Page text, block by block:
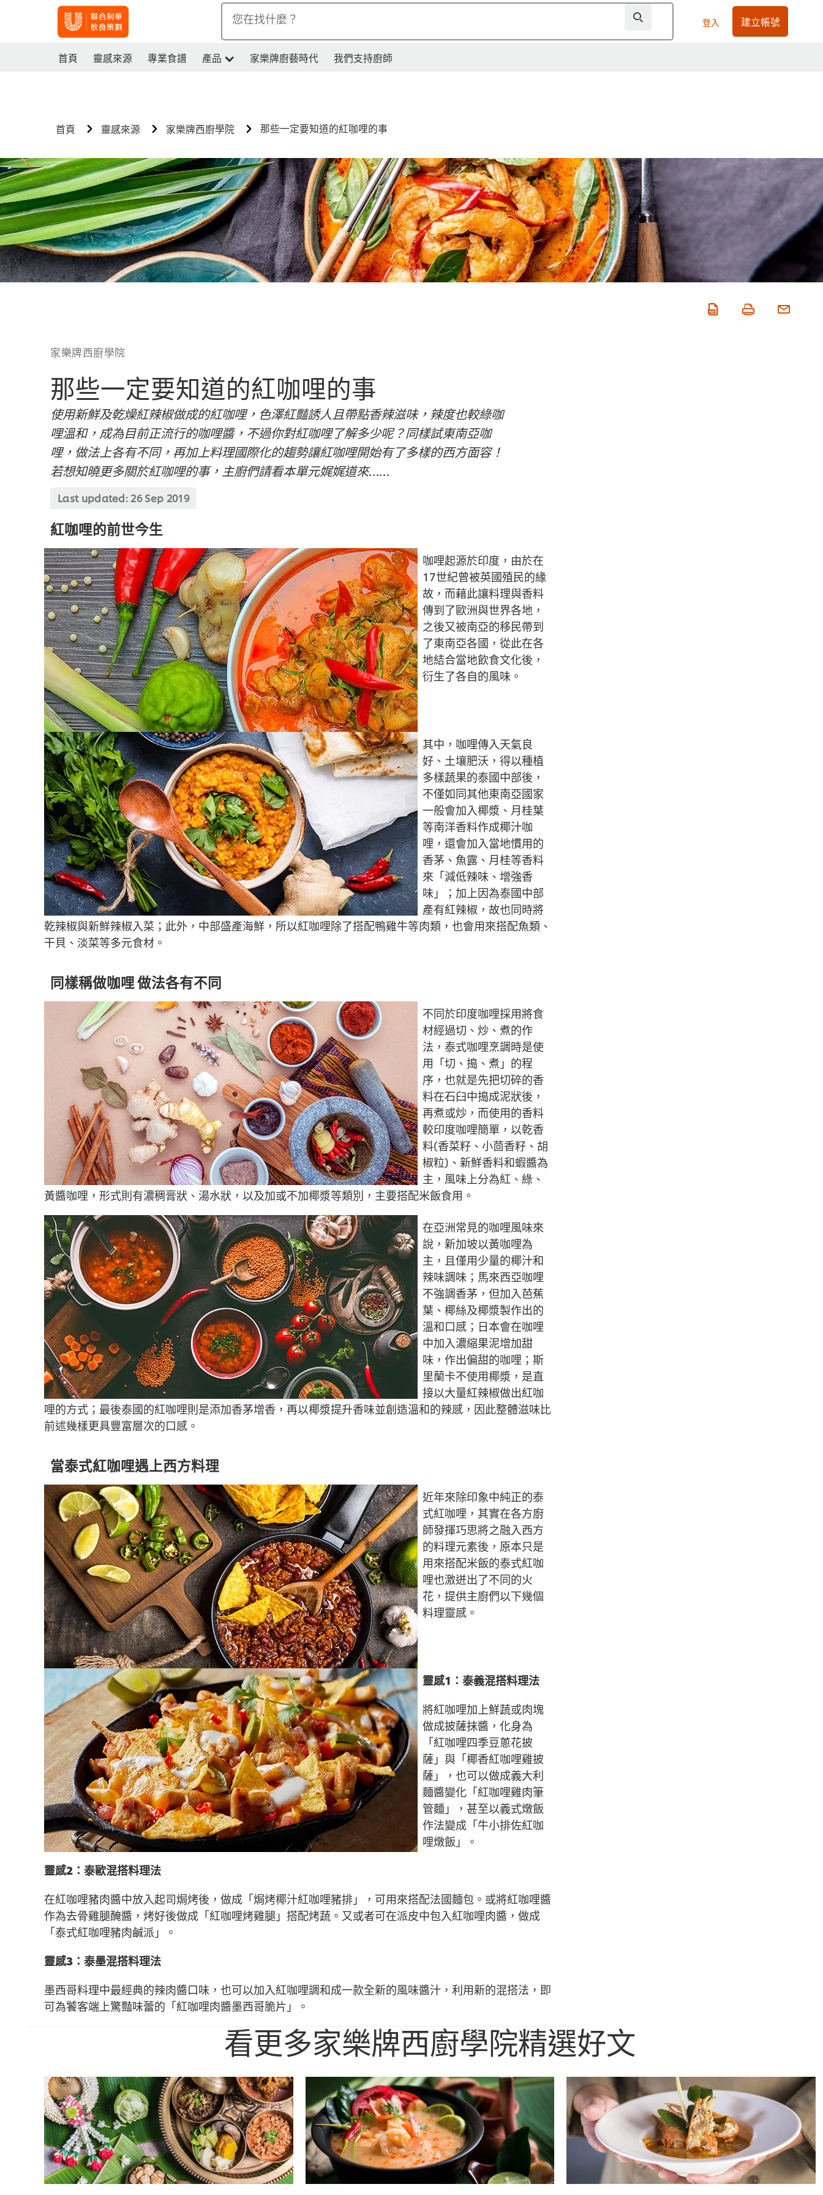
您在找什麼？ 登入 建立帳號
首頁 靈感來源 專業食譜 產品 家樂牌廚藝時代 我們支持廚師
首頁 靈感來源 家樂牌西廚學院 那些一定要知道的紅咖哩的事
家樂牌西廚學院
那些一定要知道的紅咖哩的事
使用新鮮及乾燥紅辣椒做成的紅咖哩，色澤紅豔誘人且帶點香辣滋味，辣度也較綠咖
哩溫和，成為目前正流行的咖哩醬，不過你對紅咖哩了解多少呢？同樣試東南亞咖
哩，做法上各有不同，再加上料理國際化的趨勢讓紅咖哩開始有了多樣的西方面容！
若想知曉更多關於紅咖哩的事，主廚們請看本單元娓娓道來……
Last updated: 26 Sep 2019
紅咖哩的前世今生
咖哩起源於印度，由於在
17世紀曾被英國殖民的緣
故，而藉此讓料理與香料
傳到了歐洲與世界各地，
之後又被南亞的移民帶到
了東南亞各國，從此在各
地結合當地飲食文化後，
衍生了各自的風味。
其中，咖哩傳入天氣良
好、土壤肥沃，得以種植
多樣蔬果的泰國中部後，
不僅如同其他東南亞國家
一般會加入椰漿、月桂葉
等南洋香料作成椰汁咖
哩，還會加入當地慣用的
香茅、魚露、月桂等香料
來「減低辣味、增強香
味」；加上因為泰國中部
產有紅辣椒，故也同時將
乾辣椒與新鮮辣椒入菜；此外，中部盛產海鮮，所以紅咖哩除了搭配鴨雞牛等肉類，也會用來搭配魚類、
干貝、淡菜等多元食材。
同樣稱做咖哩 做法各有不同
不同於印度咖哩採用將食
材經過切、炒、煮的作
法，泰式咖哩烹調時是使
用「切、搗、煮」的程
序，也就是先把切碎的香
料在石臼中搗成泥狀後，
再煮或炒，而使用的香料
較印度咖哩簡單，以乾香
料(香菜籽、小茴香籽、胡
椒粒)、新鮮香料和蝦醬為
主，風味上分為紅、綠、
黃醬咖哩，形式則有濃稠膏狀、湯水狀，以及加或不加椰漿等類別，主要搭配米飯食用。
在亞洲常見的咖哩風味來
說，新加坡以黃咖哩為
主，且僅用少量的椰汁和
辣味調味；馬來西亞咖哩
不強調香茅，但加入芭蕉
葉、椰絲及椰漿製作出的
溫和口感；日本會在咖哩
中加入濃縮果泥增加甜
味，作出偏甜的咖哩；斯
里蘭卡不使用椰漿，是直
接以大量紅辣椒做出紅咖
哩的方式；最後泰國的紅咖哩則是添加香茅增香，再以椰漿提升香味並創造溫和的辣感，因此整體滋味比
前述幾樣更具豐富層次的口感。
當泰式紅咖哩遇上西方料理
近年來除印象中純正的泰
式紅咖哩，其實在各方廚
師發揮巧思將之融入西方
的料理元素後，原本只是
用來搭配米飯的泰式紅咖
哩也激迸出了不同的火
花，提供主廚們以下幾個
料理靈感。
靈感1：泰義混搭料理法
將紅咖哩加上鮮蔬或肉塊
做成披薩抹醬，化身為
「紅咖哩四季豆蔥花披
薩」與「椰香紅咖哩雞披
薩」，也可以做成義大利
麵醬變化「紅咖哩雞肉筆
管麵」，甚至以義式燉飯
作法變成「牛小排佐紅咖
哩燉飯」。
靈感2：泰歐混搭料理法
在紅咖哩豬肉醬中放入起司焗烤後，做成「焗烤椰汁紅咖哩豬排」，可用來搭配法國麵包。或將紅咖哩醬
作為去骨雞腿醃醬，烤好後做成「紅咖哩烤雞腿」搭配烤蔬。又或者可在派皮中包入紅咖哩肉醬，做成
「泰式紅咖哩豬肉鹹派」。
靈感3：泰墨混搭料理法
墨西哥料理中最經典的辣肉醬口味，也可以加入紅咖哩調和成一款全新的風味醬汁，利用新的混搭法，即
可為饕客端上驚豔味蕾的「紅咖哩肉醬墨西哥脆片」。
看更多家樂牌西廚學院精選好文